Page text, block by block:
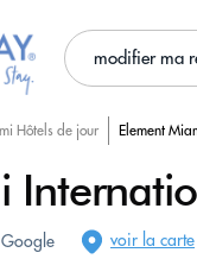
modifier ma
Hôtels de jour Element
voir la carte